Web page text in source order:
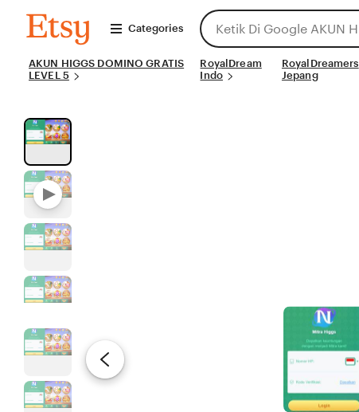
AKUN
HIGGS
DOMINO
GRATIS
LEVEL
Categories
Search
for
items
or
shops
to
AKUN HIGGS DOMINO GRATIS
LEVEL 5
RoyalDream
Indo
RoyalDreamers
Jepang